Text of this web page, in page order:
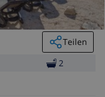
Teilen
2